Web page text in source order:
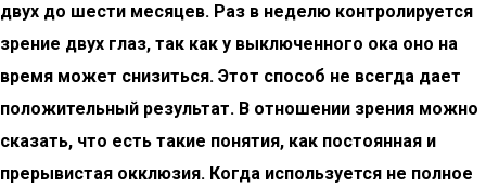
двух до шести месяцев. Раз в неделю контролируется
зрение двух глаз, так как у выключенного ока оно на
время может снизиться. Этот способ не всегда дает
положительный результат. В отношении зрения можно
сказать, что есть такие понятия, как постоянная и
прерывистая окклюзия. Когда используется не полное